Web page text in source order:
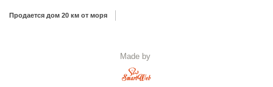
Продается дом 20 км от моря
Made by